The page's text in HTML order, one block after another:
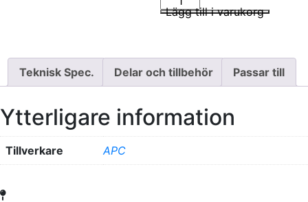
Lägg till i varukorg
Teknisk Spec. Delar och tillbehör Passar till
Ytterligare information
Tillverkare APC